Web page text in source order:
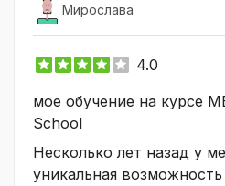
Мирослава
4.0
мое обучение на курсе
School
Несколько лет назад у
уникальная